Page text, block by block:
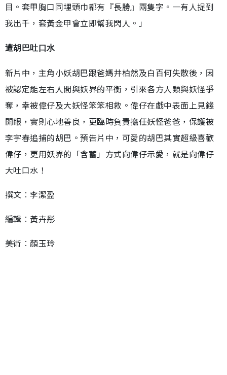
目。套甲胸口同埋頭巾都有『長勝』兩隻字。一有人捉到
我出千，套黃金甲會立即幫我閃人。」
遭胡巴吐口水
新片中，主角小妖胡巴跟爸媽井柏然及白百何失散後，因
被認定能左右人間與妖界的平衡，引來各方人類與妖怪爭
奪，幸被偉仔及大妖怪笨笨相救。偉仔在戲中表面上見錢
開眼，實則心地善良，更臨時負責擔任妖怪爸爸，保護被
李宇春追捕的胡巴。預告片中，可愛的胡巴其實超級喜歡
偉仔，更用妖界的「含蓄」方式向偉仔示愛，就是向偉仔
大吐口水！
撰文︰李潔盈
編輯︰黃卉彤
美術︰顏玉玲